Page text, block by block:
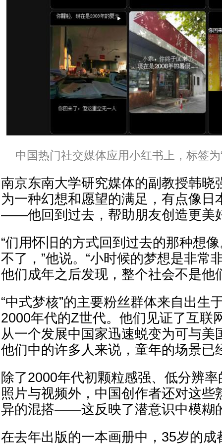
中国热门社交媒体应用小红书上，标签
南京东南大学研究媒体的副教授韩晓
为一种幻想和愿望的满足，有点像日
——他回到过去，帮助朋友创造更美
“们用怀旧的方式回到过去的那种想
不了，”他说。“小时候的梦想是非常
他们成年之后发现，整个社会不是他
“中式梦核”的主要粉丝群体来自出生
2000年代的Z世代。他们见证了互联
从一个发展中国家迅速蜕变为可与美
他们中的许多人来说，童年的场景已
除了2000年代初颗粒感强、低分辨
照片与视频外，中国创作者还对这些
异的混搭——这反映了潜意识中模糊
在去年出版的一本画册中，35岁的成